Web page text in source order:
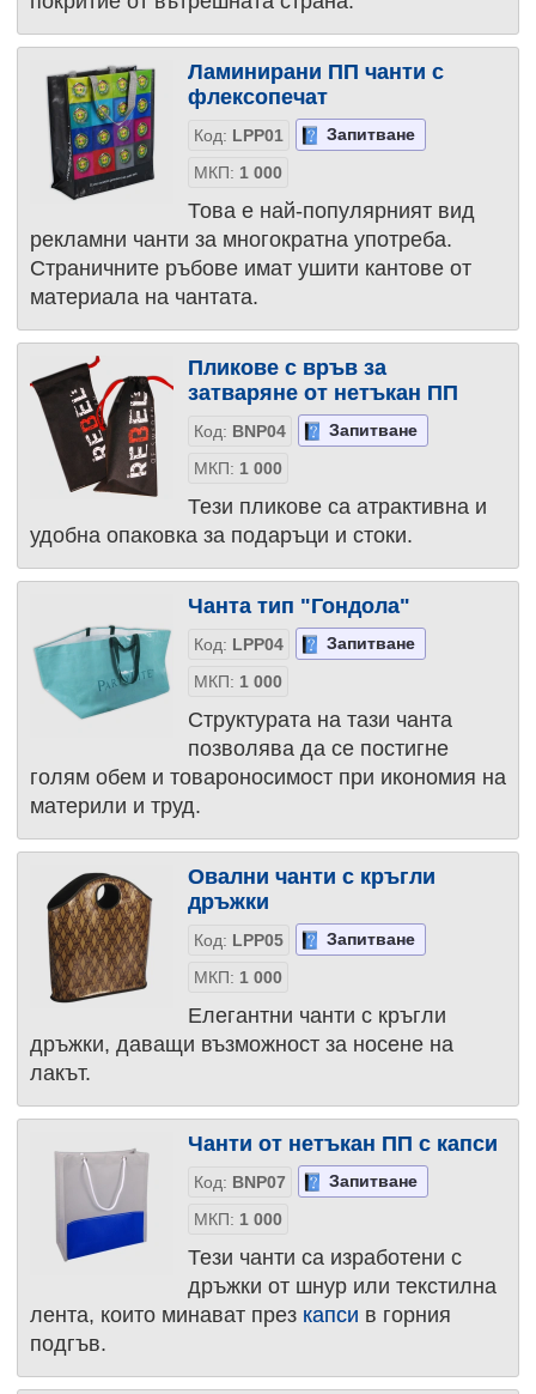
Ламинирани ПП чанти с
флексопечат
Код: LPP01
Запитване
МКП: 1 000
Това е най-популярният вид
рекламни чанти за многократна употреба.
Страничните ръбове имат ушити кантове от
материала на чантата.
Пликове с връв за
затваряне от нетъкан ПП
Код: BNP04
Запитване
МКП: 1 000
Тези пликове са атрактивна и
удобна опаковка за подаръци и стоки.
Чанта тип "Гондола"
Код: LPP04
Запитване
МКП: 1 000
Структурата на тази чанта
позволява да се постигне
голям обем и товароносимост при икономия на
материли и труд.
Овални чанти с кръгли
дръжки
Код: LPP05
Запитване
МКП: 1 000
Елегантни чанти с кръгли
дръжки, даващи възможност за носене на
лакът.
Чанти от нетъкан ПП с капси
Код: BNP07
Запитване
МКП: 1 000
Тези чанти са изработени с
дръжки от шнур или текстилна
лента, които минават през капси в горния
подгъв.